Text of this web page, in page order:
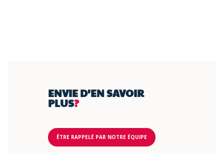
ENVIE D’EN SAVOIR
PLUS?
ÊTRE RAPPELÉ PAR NOTRE ÉQUIPE